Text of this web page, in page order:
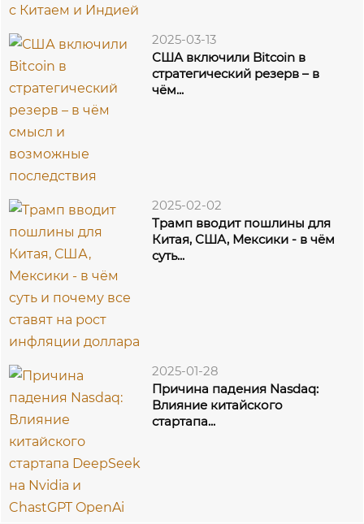
2025-03-13
США включили Bitcoin в
стратегический резерв – в
чём...
2025-02-02
Трамп вводит пошлины для
Китая, США, Мексики - в чём
суть...
2025-01-28
Причина падения Nasdaq:
Влияние китайского
стартапа...